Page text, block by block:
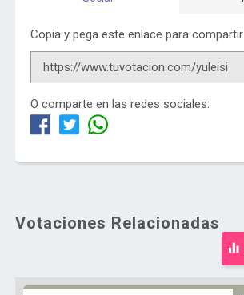
Copia y pega este enlace para compartir
O comparte en las redes sociales:
Votaciones Relacionadas